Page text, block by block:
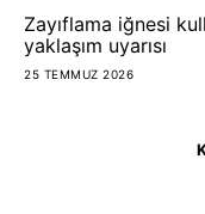
Zayıflama iğnesi
yaklaşım uyarısı
25 TEMMUZ 2026